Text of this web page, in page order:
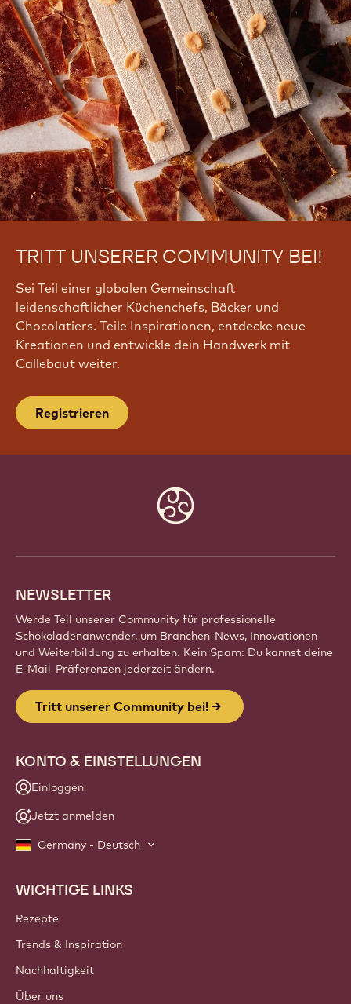
TRITT UNSERER COMMUNITY BEI!
Sei Teil einer globalen Gemeinschaft
leidenschaftlicher Küchenchefs, Bäcker und
Chocolatiers. Teile Inspirationen, entdecke neue
Kreationen und entwickle dein Handwerk mit
Callebaut weiter.
Registrieren
NEWSLETTER
Werde Teil unserer Community für professionelle
Schokoladenanwender, um Branchen-News, Innovationen
und Weiterbildung zu erhalten. Kein Spam: Du kannst deine
E-Mail-Präferenzen jederzeit ändern.
Tritt unserer Community bei!
KONTO & EINSTELLUNGEN
Einloggen
Jetzt anmelden
Germany - Deutsch
Footer
Callebaut
WICHTIGE LINKS
Rezepte
Trends & Inspiration
Nachhaltigkeit
Über uns